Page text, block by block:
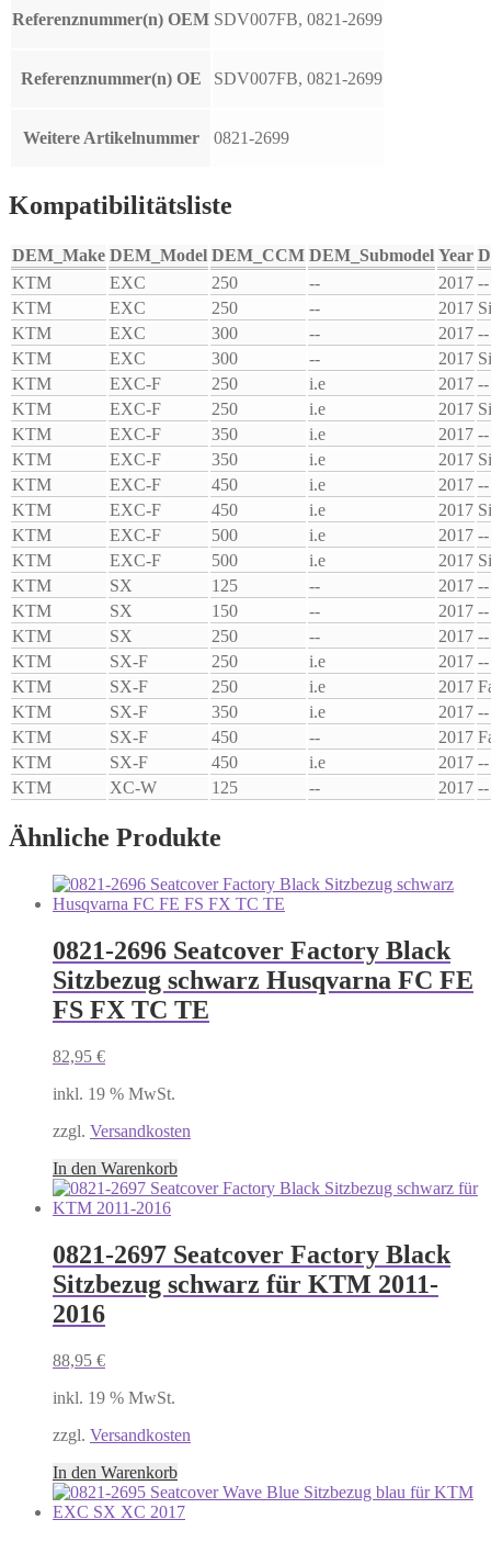
Referenznummer(n) OEM SDV007FB, 0821-2699
Referenznummer(n) OE SDV007FB, 0821-2699
Weitere Artikelnummer 0821-2699
Kompatibilitätsliste
DEM_Make DEM_Model DEM_CCM DEM_Submodel Year
KTM
EXC 250 -- 2017 --
KTM
EXC 250 -- 2017
KTM
EXC 300 -- 2017 --
KTM
EXC 300 -- 2017
KTM
EXC-F 250 i.e 2017 --
KTM
EXC-F 250 i.e 2017
KTM
EXC-F 350 i.e 2017 --
KTM
EXC-F 350 i.e 2017
KTM
EXC-F 450 i.e 2017 --
KTM
EXC-F 450 i.e 2017
KTM
EXC-F 500 i.e 2017 --
KTM
EXC-F 500 i.e 2017
KTM
SX 125 -- 2017 --
KTM
SX 150 -- 2017 --
KTM
SX 250 -- 2017 --
KTM
SX-F 250 i.e 2017 --
KTM
SX-F 250 i.e 2017
KTM
SX-F 350 i.e 2017 --
KTM
SX-F 450 -- 2017
KTM
SX-F 450 i.e 2017 --
KTM
XC-W 125 -- 2017 --
Ähnliche Produkte
0821-2696 Seatcover Factory Black
Sitzbezug schwarz Husqvarna FC FE
FS FX TC TE
82,95 €
inkl. 19 % MwSt.
zzgl. Versandkosten
In den Warenkorb
0821-2697 Seatcover Factory Black
Sitzbezug schwarz für KTM 2011-
2016
88,95 €
inkl. 19 % MwSt.
zzgl. Versandkosten
In den Warenkorb